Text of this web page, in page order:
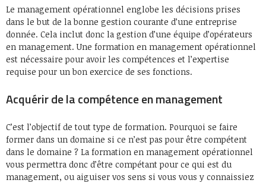
Le management opérationnel englobe les décisions prises
dans le but de la bonne gestion courante d’une entreprise
donnée. Cela inclut donc la gestion d’une équipe d’opérateurs
en management. Une formation en management opérationnel
est nécessaire pour avoir les compétences et l’expertise
requise pour un bon exercice de ses fonctions.
Acquérir de la compétence en management
C’est l’objectif de tout type de formation. Pourquoi se faire
former dans un domaine si ce n’est pas pour être compétent
dans le domaine ? La formation en management opérationnel
vous permettra donc d’être compétant pour ce qui est du
management, ou aiguiser vos sens si vous vous y connaissiez